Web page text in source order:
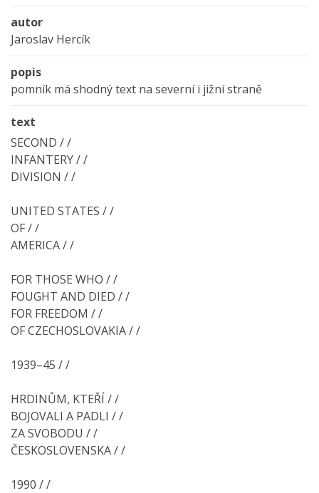
autor
Jaroslav Hercík
popis
pomník má shodný text na severní i jižní straně
text
SECOND / /
INFANTERY / /
DIVISION / /
UNITED STATES / /
OF / /
AMERICA / /
FOR THOSE WHO / /
FOUGHT AND DIED / /
FOR FREEDOM / /
OF CZECHOSLOVAKIA / /
1939–45 / /
HRDINŮM, KTEŘÍ / /
BOJOVALI A PADLI / /
ZA SVOBODU / /
ČESKOSLOVENSKA / /
1990 / /